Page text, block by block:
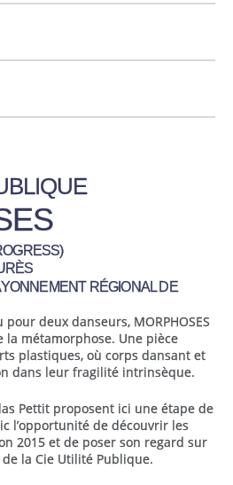
RÉGIONAL DE
deux danseurs, MORPHOSES
métamorphose. Une pièce
plastiques, où corps dansant et
dans leur fragilité intrinsèque.
Pettit proposent ici une étape de
l’opportunité de découvrir les
2015 et de poser son regard sur
la Cie Utilité Publique.